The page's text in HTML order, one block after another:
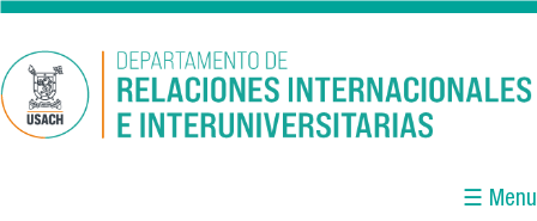
Pasar al contenido principal
☰ Menu